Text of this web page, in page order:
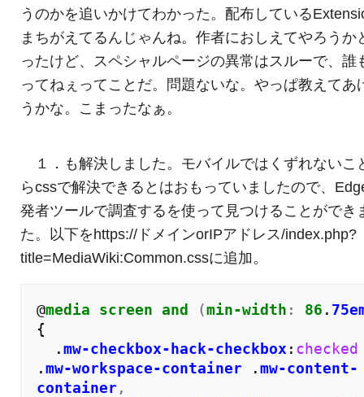
うのかを追いかけてわかった。配布している
まちがえてるんじゃんね。作者におしえてやろうか
ったけど、スペシャルページの異常はスルーで、誰
ってねぇってことだ。問題ないな。やっぱ教えてあ
うかな。こまったなぁ。
１．も解決しました。モバイルではくずれないこ
らcssで解決できるとはおもっていましたので、
発者ツールで調査するを使って見つけることができ
た。以下をhttps://ドメインorIPアドレス/index.php?
title=MediaWiki:Common.cssに追加。
@media screen and (min-width : 86 .
{
.mw-checkbox-hack-checkbox : checked
.mw-workspace-container .mw-content-
container,